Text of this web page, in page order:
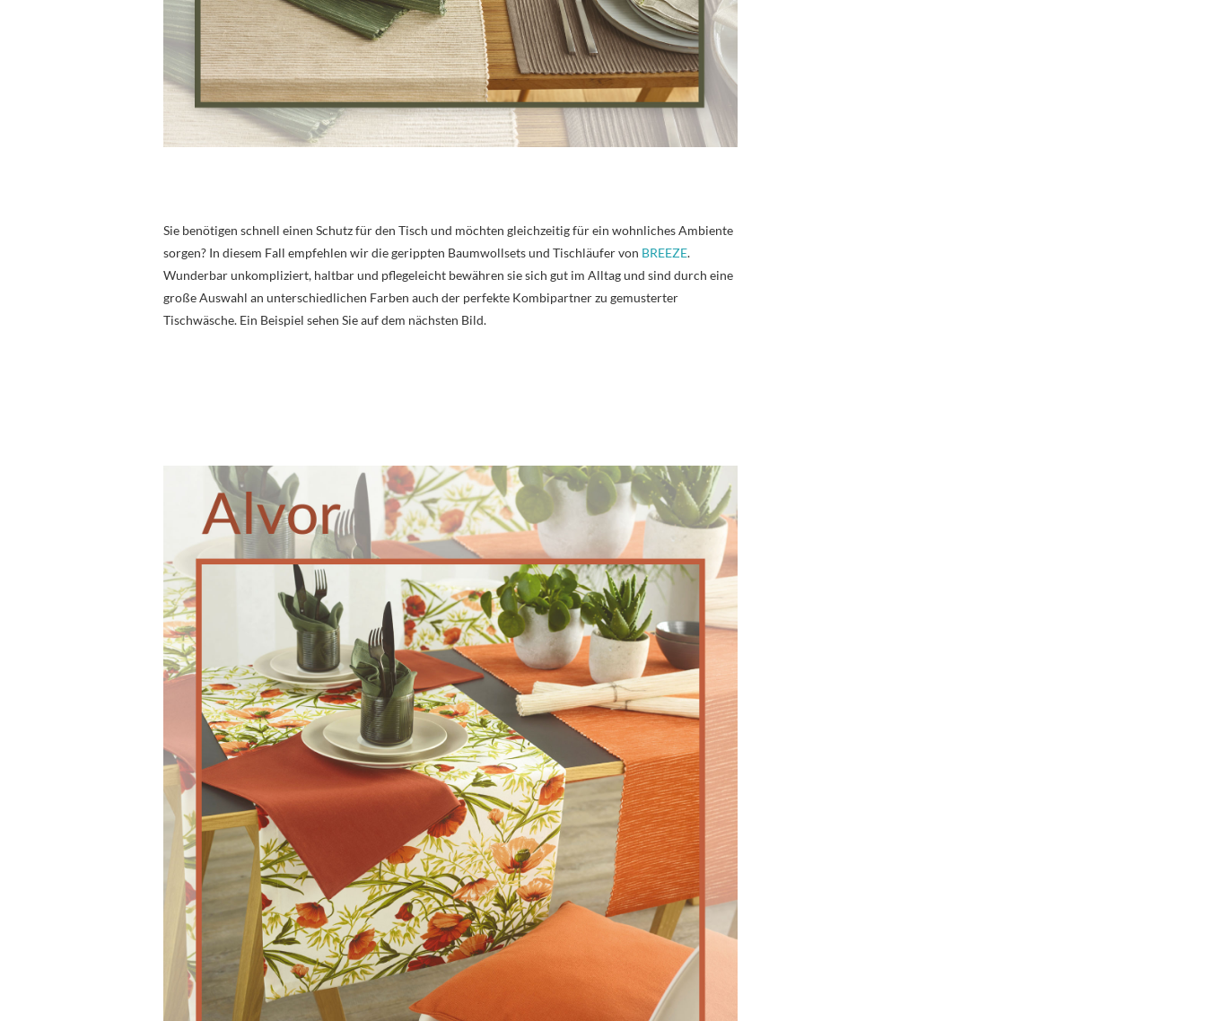
Sie benötigen schnell einen Schutz für den Tisch und möchten gleichzeitig für ein wohnliches Ambiente
sorgen? In diesem Fall empfehlen wir die gerippten Baumwollsets und Tischläufer von BREEZE.
Wunderbar unkompliziert, haltbar und pflegeleicht bewähren sie sich gut im Alltag und sind durch eine
große Auswahl an unterschiedlichen Farben auch der perfekte Kombipartner zu gemusterter
Tischwäsche. Ein Beispiel sehen Sie auf dem nächsten Bild.